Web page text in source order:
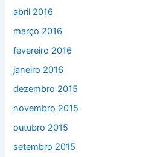
abril 2016
março 2016
fevereiro 2016
janeiro 2016
dezembro 2015
novembro 2015
outubro 2015
setembro 2015